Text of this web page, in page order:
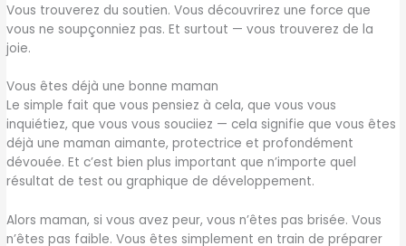
Vous trouverez du soutien. Vous découvrirez une force que
vous ne soupçonniez pas. Et surtout — vous trouverez de la
joie.
Vous êtes déjà une bonne maman
Le simple fait que vous pensiez à cela, que vous vous
inquiétiez, que vous vous souciiez — cela signifie que vous êtes
déjà une maman aimante, protectrice et profondément
dévouée. Et c’est bien plus important que n’importe quel
résultat de test ou graphique de développement.
Alors maman, si vous avez peur, vous n’êtes pas brisée. Vous
n’êtes pas faible. Vous êtes simplement en train de préparer